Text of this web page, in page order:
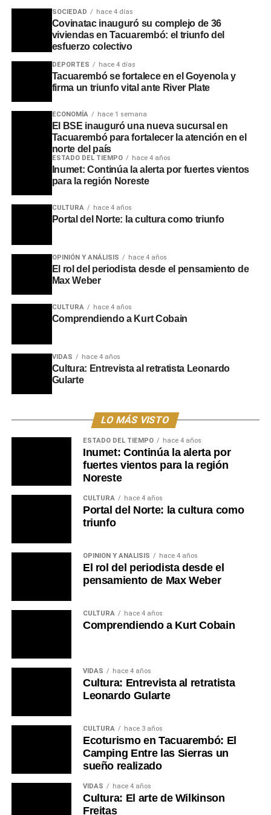
SOCIEDAD hace 4 días
Covinatac inauguró su complejo de 36
viviendas en Tacuarembó: el triunfo del
esfuerzo colectivo
DEPORTES hace 4 días
Tacuarembó se fortalece en el Goyenola y
firma un triunfo vital ante River Plate
ECONOMÍA hace 1 semana
El BSE inauguró una nueva sucursal en
Tacuarembó para fortalecer la atención en el
norte del país
ESTADO DEL TIEMPO hace 4 años
Inumet: Continúa la alerta por fuertes vientos
para la región Noreste
CULTURA hace 4 años
Portal del Norte: la cultura como triunfo
OPINIÓN Y ANÁLISIS hace 4 años
El rol del periodista desde el pensamiento de
Max Weber
CULTURA hace 4 años
Comprendiendo a Kurt Cobain
VIDAS hace 4 años
Cultura: Entrevista al retratista Leonardo
Gularte
LO MÁS VISTO
ESTADO DEL TIEMPO hace 4 años
Inumet: Continúa la alerta por
fuertes vientos para la región
Noreste
CULTURA hace 4 años
Portal del Norte: la cultura como
triunfo
OPINIÓN Y ANÁLISIS hace 4 años
El rol del periodista desde el
pensamiento de Max Weber
CULTURA hace 4 años
Comprendiendo a Kurt Cobain
VIDAS hace 4 años
Cultura: Entrevista al retratista
Leonardo Gularte
CULTURA hace 3 años
Ecoturismo en Tacuarembó: El
Camping Entre las Sierras un
sueño realizado
VIDAS hace 4 años
Cultura: El arte de Wilkinson
Freitas